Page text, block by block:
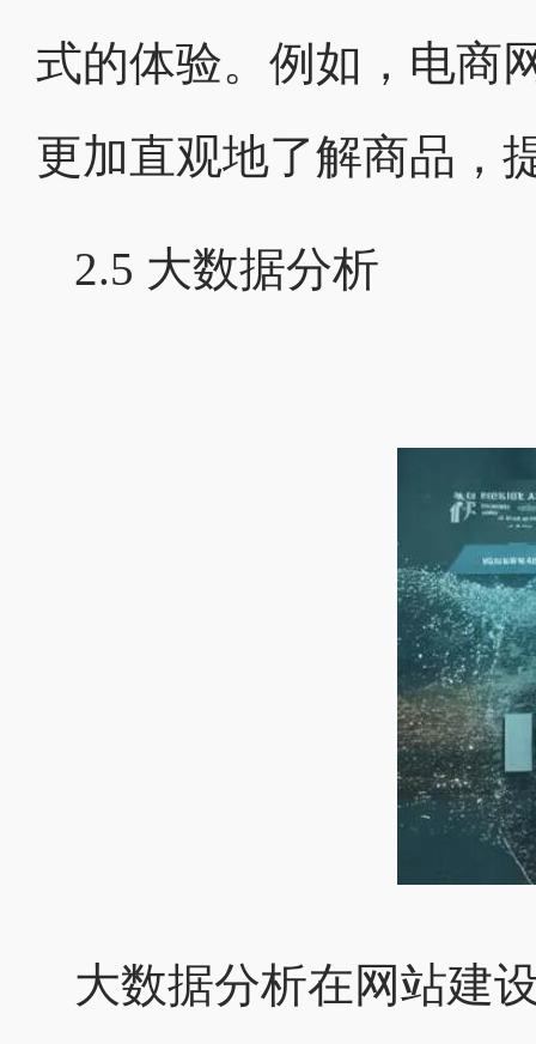
式的体验。例如，电商
更加直观地了解商品，
2.5 大数据分析
大数据分析在网站建